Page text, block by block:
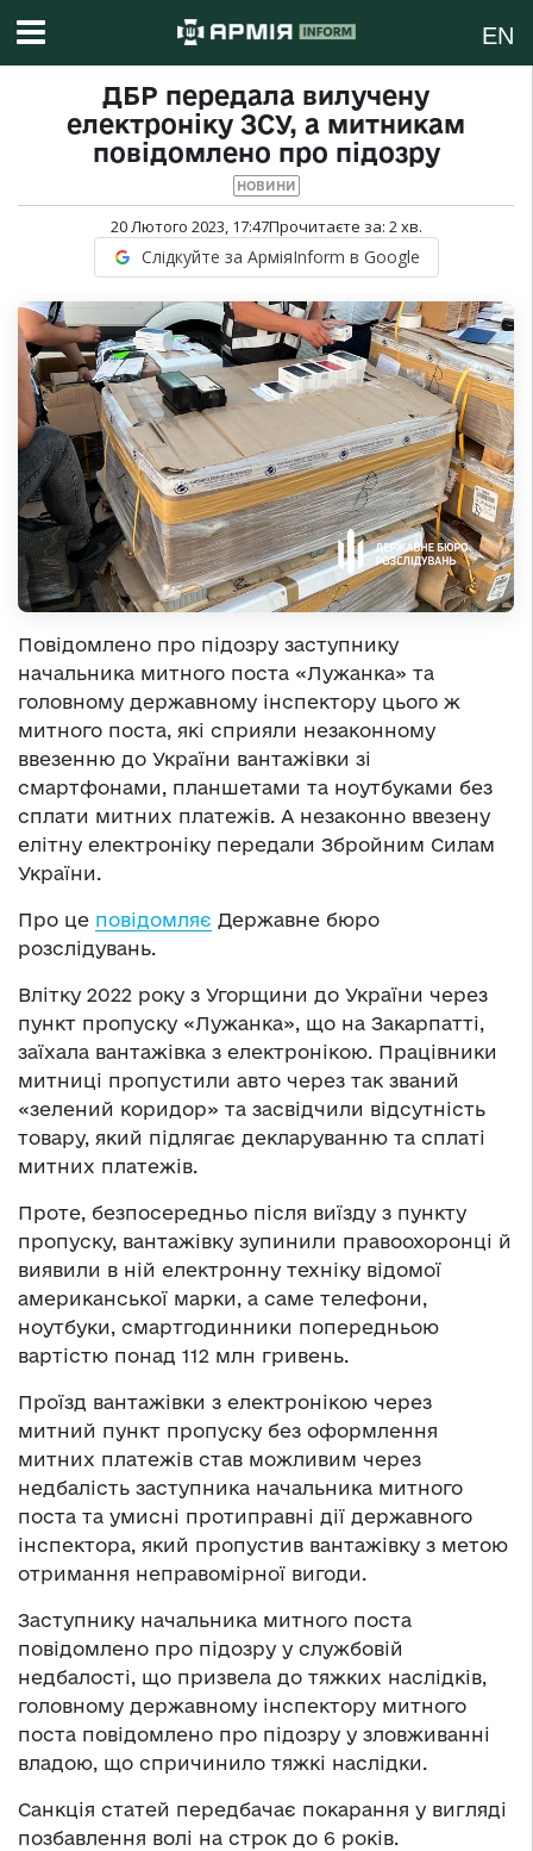
EN
ДБР передала вилучену
електроніку ЗСУ, а митникам
повідомлено про підозру
НОВИНИ
20 Лютого 2023, 17:47Прочитаєте за: 2хв.
Слідкуйте за АрміяInform в Google
Повідомлено про підозру заступнику
начальника митного поста «Лужанка» та
головному державному інспектору цього ж
митного поста, які сприяли незаконному
ввезенню до України вантажівки зі
смартфонами, планшетами та ноутбуками без
сплати митних платежів. А незаконно ввезену
елітну електроніку передали Збройним Силам
України.
Про це повідомляє Державне бюро
розслідувань.
Влітку 2022 року з Угорщини до України через
пункт пропуску «Лужанка», що на Закарпатті,
заїхала вантажівка з електронікою. Працівники
митниці пропустили авто через так званий
«зелений коридор» та засвідчили відсутність
товару, який підлягає декларуванню та сплаті
митних платежів.
Проте, безпосередньо після виїзду з пункту
пропуску, вантажівку зупинили правоохоронці й
виявили в ній електронну техніку відомої
американської марки, а саме телефони,
ноутбуки, смартгодинники попередньою
вартістю понад 112 млн гривень.
Проїзд вантажівки з електронікою через
митний пункт пропуску без оформлення
митних платежів став можливим через
недбалість заступника начальника митного
поста та умисні протиправні дії державного
інспектора, який пропустив вантажівку з метою
отримання неправомірної вигоди.
Заступнику начальника митного поста
повідомлено про підозру у службовій
недбалості, що призвела до тяжких наслідків,
головному державному інспектору митного
поста повідомлено про підозру у зловживанні
владою, що спричинило тяжкі наслідки.
Санкція статей передбачає покарання у вигляді
позбавлення волі на строк до 6 років.